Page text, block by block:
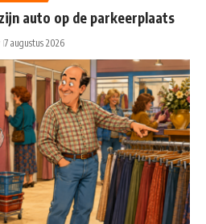
auto op de parkeerplaats
7 augustus 2026